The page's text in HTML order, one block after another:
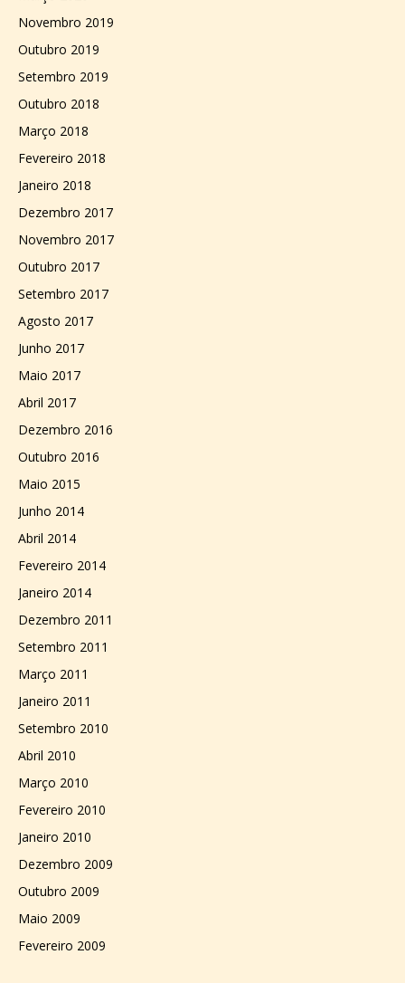
Novembro 2019
Outubro 2019
Setembro 2019
Outubro 2018
Março 2018
Fevereiro 2018
Janeiro 2018
Dezembro 2017
Novembro 2017
Outubro 2017
Setembro 2017
Agosto 2017
Junho 2017
Maio 2017
Abril 2017
Dezembro 2016
Outubro 2016
Maio 2015
Junho 2014
Abril 2014
Fevereiro 2014
Janeiro 2014
Dezembro 2011
Setembro 2011
Março 2011
Janeiro 2011
Setembro 2010
Abril 2010
Março 2010
Fevereiro 2010
Janeiro 2010
Dezembro 2009
Outubro 2009
Maio 2009
Fevereiro 2009